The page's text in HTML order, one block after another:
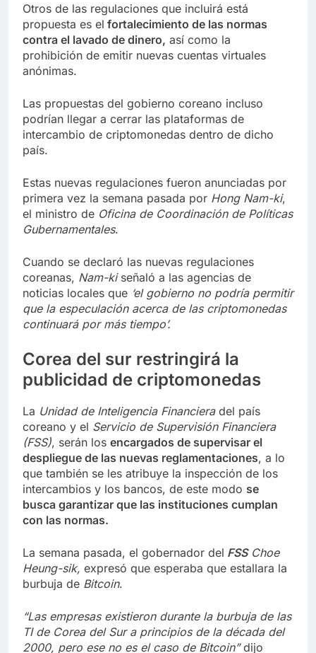
Otros de las regulaciones que incluirá está
propuesta es el fortalecimiento de las normas
contra el lavado de dinero, así como la
prohibición de emitir nuevas cuentas virtuales
anónimas.
Las propuestas del gobierno coreano incluso
podrían llegar a cerrar las plataformas de
intercambio de criptomonedas dentro de dicho
país.
Estas nuevas regulaciones fueron anunciadas por
primera vez la semana pasada por Hong Nam-ki,
el ministro de Oficina de Coordinación de Políticas
Gubernamentales.
Cuando se declaró las nuevas regulaciones
coreanas, Nam-kiseñaló a las agencias de
noticias locales que ‘el gobierno no podría permitir
que la especulación acerca de las criptomonedas
continuará por más tiempo’.
Corea del sur restringirá la
publicidad de criptomonedas
La Unidad de Inteligencia Financieradel país
coreano y el Servicio de Supervisión Financiera
(FSS), serán los encargados de supervisar el
despliegue de las nuevas reglamentaciones, a lo
que también se les atribuye la inspección de los
intercambios y los bancos, de este modo se
busca garantizar que las instituciones cumplan
con las normas.
La semana pasada, el gobernador del FSS Choe
Heung-sik, expresó que esperaba que estallara la
burbuja de Bitcoin.
“Las empresas existieron durante la burbuja de las
TI de Corea del Sur a principios de la década del
2000, pero ese no es el caso de Bitcoin”dijo